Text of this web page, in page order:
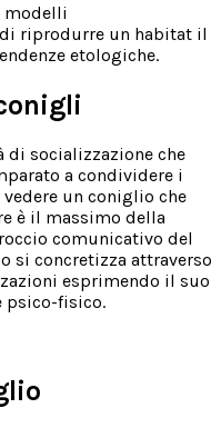
modelli
riprodurre un habitat il
etologiche.
di socializzazione che
a condividere i
un coniglio che
è il massimo della
comunicativo del
si concretizza attraverso
esprimendo il suo
psico-fisico.